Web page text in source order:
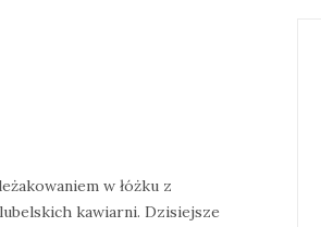
w łóżku z
kawiarni. Dzisiejsze